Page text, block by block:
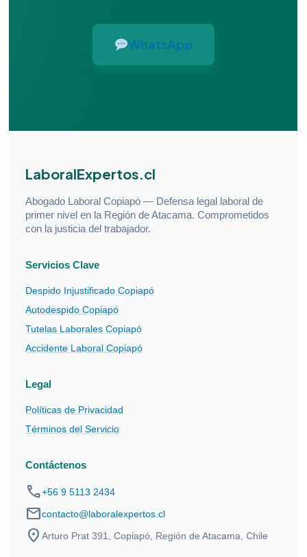
WhatsApp
LaboralExpertos.cl
Abogado Laboral Copiapó — Defensa legal laboral de
primer nivel en la Región de Atacama. Comprometidos
con la justicia del trabajador.
Servicios Clave
Despido Injustificado Copiapó
Autodespido Copiapó
Tutelas Laborales Copiapó
Accidente Laboral Copiapó
Legal
Políticas de Privacidad
Términos del Servicio
Contáctenos
phone+56 9 5113 2434
mailcontacto@laboralexpertos.cl
location_onArturo Prat 391, Copiapó, Región de Atacama, Chile